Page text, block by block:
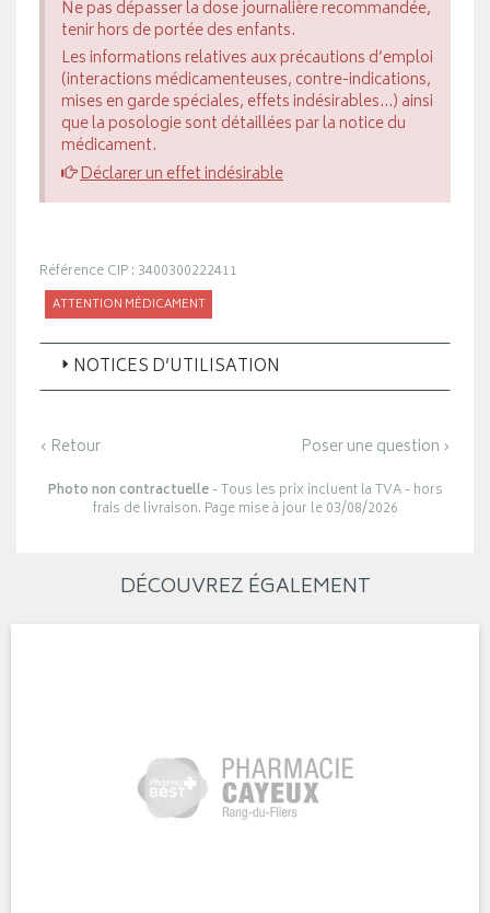
Ne pas dépasser la dose journalière recommandée,
tenir hors de portée des enfants.
Les informations relatives aux précautions d’emploi
(interactions médicamenteuses, contre-indications,
mises en garde spéciales, effets indésirables...) ainsi
que la posologie sont détaillées par la notice du
médicament.
Déclarer un effet indésirable
Référence CIP : 3400300222411
ATTENTION MÉDICAMENT
NOTICES D’UTILISATION
‹ Retour Poser une question ›
Photo non contractuelle- Tous les prix incluent la TVA - hors
frais de livraison. Page mise à jour le 03/08/2026
DÉCOUVREZ ÉGALEMENT